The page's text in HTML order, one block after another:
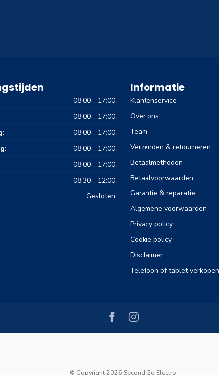
08:00 - 17:00
08:00 - 17:00
08:00 - 17:00
08:00 - 17:00
08:00 - 17:00
08:30 - 12:00
Gesloten
Informatie
Klantenservice
Over ons
Team
Verzenden & retourneren
Betaalmethoden
Betaalvoorwaarden
Garantie & reparatie
Algemene voorwaarden
Privacy policy
Cookie policy
Disclaimer
Telefoon of tablet verkopen
© Copyright 2026 Second Go Electro